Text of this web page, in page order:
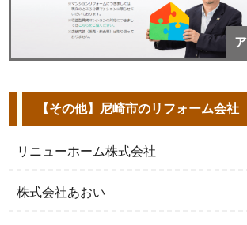
【その他】尼崎市のリフォーム会社
リニューホーム株式会社
株式会社あおい